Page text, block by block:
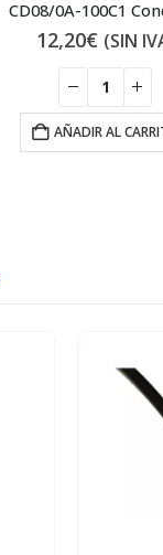
CD08/0A-100C1
12,20€ (SIN
AÑADIR AL